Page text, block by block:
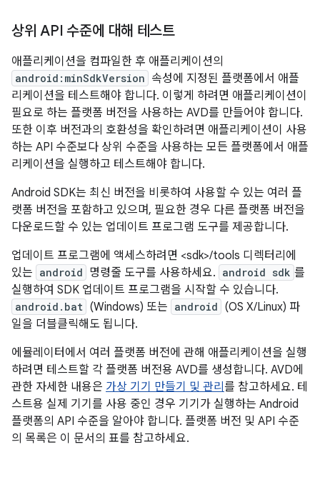
상위 API 수준에 대해 테스트
애플리케이션을 컴파일한 후 애플리케이션의
android:minSdkVersion 속성에 지정된 플랫폼에서 애플
리케이션을 테스트해야 합니다. 이렇게 하려면 애플리케이션이
필요로 하는 플랫폼 버전을 사용하는 AVD를 만들어야 합니다.
또한 이후 버전과의 호환성을 확인하려면 애플리케이션이 사용
하는 API 수준보다 상위 수준을 사용하는 모든 플랫폼에서 애플
리케이션을 실행하고 테스트해야 합니다.
Android SDK는 최신 버전을 비롯하여 사용할 수 있는 여러 플
랫폼 버전을 포함하고 있으며, 필요한 경우 다른 플랫폼 버전을
다운로드할 수 있는 업데이트 프로그램 도구를 제공합니다.
업데이트 프로그램에 액세스하려면 <sdk>/tools 디렉터리에
있는 android 명령줄 도구를 사용하세요. android sdk 를
실행하여 SDK 업데이트 프로그램을 시작할 수 있습니다.
android.bat (Windows) 또는 android (OS X/Linux) 파
일을 더블클릭해도 됩니다.
에뮬레이터에서 여러 플랫폼 버전에 관해 애플리케이션을 실행
하려면 테스트할 각 플랫폼 버전용 AVD를 생성합니다. AVD에
관한 자세한 내용은 가상 기기 만들기 및 관리 를 참고하세요. 테
스트용 실제 기기를 사용 중인 경우 기기가 실행하는 Android
플랫폼의 API 수준을 알아야 합니다. 플랫폼 버전 및 API 수준
의 목록은 이 문서의 표를 참고하세요.